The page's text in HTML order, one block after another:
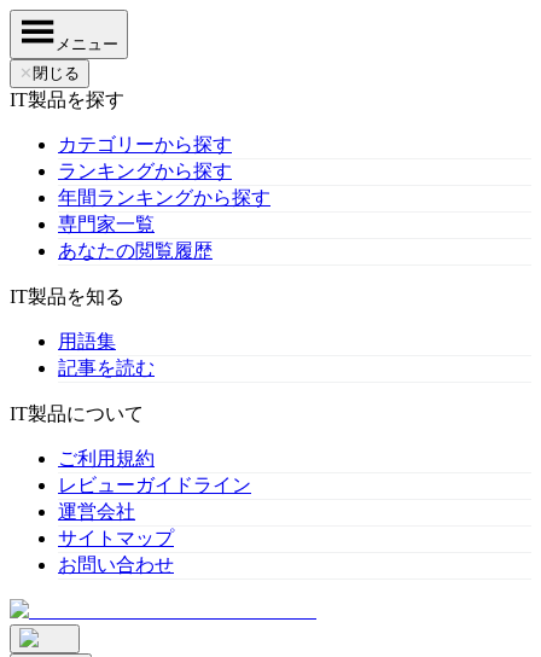
メニュー
✕ 閉じる
IT製品を探す
カテゴリーから探す
ランキングから探す
年間ランキングから探す
専門家一覧
あなたの閲覧履歴
IT製品を知る
用語集
記事を読む
IT製品について
ご利用規約
レビューガイドライン
運営会社
サイトマップ
お問い合わせ